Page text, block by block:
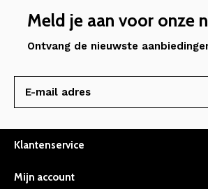
Meld je aan voor onze
Ontvang de nieuwste
Klantenservice
Mijn account